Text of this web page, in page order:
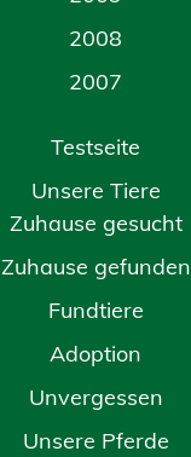
2008
2007
Testseite
Unsere Tiere
Zuhause gesucht
Zuhause gefunden
Fundtiere
Adoption
Unvergessen
Unsere Pferde